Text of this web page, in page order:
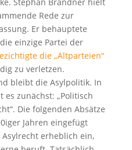
Rede zur
Er behauptete
einzige Partei der
die „Altparteien“
zu verletzen.
bleibt die Asylpolitik. In
es zunächst: „Politisch
Die folgenden Absätze
Jahren eingefügt
erheblich ein,